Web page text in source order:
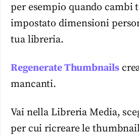
per esempio quando cambi
impostato dimensioni
tua libreria.
Regenerate Thumbnails
mancanti.
Vai nella Libreria Media,
per cui ricreare le